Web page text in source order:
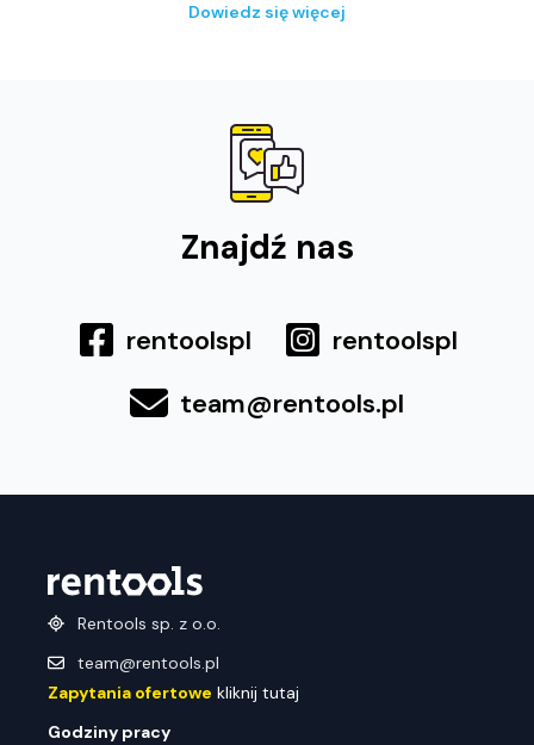
Dowiedz się więcej
Znajdź nas
rentoolspl
rentoolspl
team@rentools.pl
Rentools sp. z o.o.
team@rentools.pl
Zapytania ofertowe kliknij tutaj
Godziny pracy